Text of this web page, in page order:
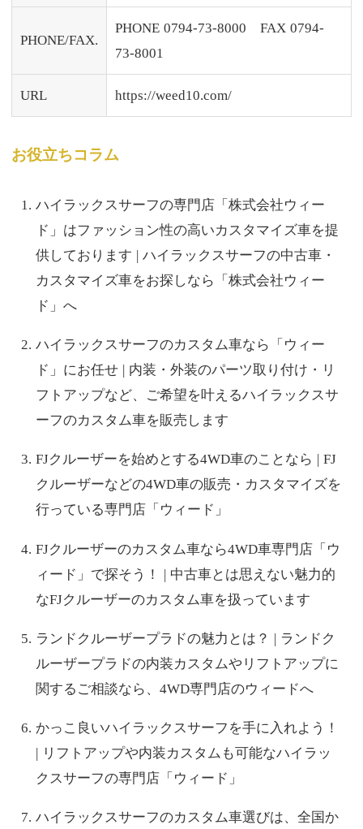
PHONE/FAX.
PHONE 0794-73-8000 FAX 0794-
73-8001
URL https://weed10.com/
お役立ちコラム
ハイラックスサーフの専門店「株式会社ウィー
ド」はファッション性の高いカスタマイズ車を提
供しております | ハイラックスサーフの中古車・
カスタマイズ車をお探しなら「株式会社ウィー
ド」へ
ハイラックスサーフのカスタム車なら「ウィー
ド」にお任せ | 内装・外装のパーツ取り付け・リ
フトアップなど、ご希望を叶えるハイラックスサ
ーフのカスタム車を販売します
FJクルーザーを始めとする4WD車のことなら | FJ
クルーザーなどの4WD車の販売・カスタマイズを
行っている専門店「ウィード」
FJクルーザーのカスタム車なら4WD車専門店「ウ
ィード」で探そう！ | 中古車とは思えない魅力的
なFJクルーザーのカスタム車を扱っています
ランドクルーザープラドの魅力とは？ | ランドク
ルーザープラドの内装カスタムやリフトアップに
関するご相談なら、4WD専門店のウィードへ
かっこ良いハイラックスサーフを手に入れよう！
| リフトアップや内装カスタムも可能なハイラッ
クスサーフの専門店「ウィード」
ハイラックスサーフのカスタム車選びは、全国か